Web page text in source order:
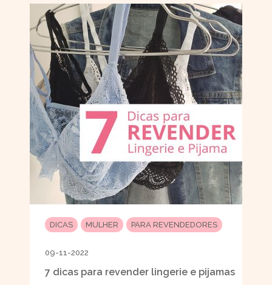
DICAS MULHER PARA REVENDEDORES
09-11-2022
7 dicas para revender lingerie e pijamas